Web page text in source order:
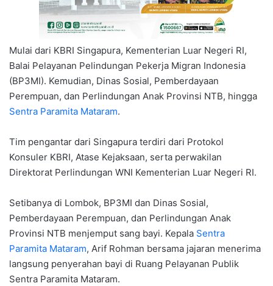
Mulai dari KBRI Singapura, Kementerian Luar Negeri RI,
Balai Pelayanan Pelindungan Pekerja Migran Indonesia
(BP3MI). Kemudian, Dinas Sosial, Pemberdayaan
Perempuan, dan Perlindungan Anak Provinsi NTB, hingga
Sentra Paramita Mataram.
Tim pengantar dari Singapura terdiri dari Protokol
Konsuler KBRI, Atase Kejaksaan, serta perwakilan
Direktorat Perlindungan WNI Kementerian Luar Negeri RI.
Setibanya di Lombok, BP3MI dan Dinas Sosial,
Pemberdayaan Perempuan, dan Perlindungan Anak
Provinsi NTB menjemput sang bayi. Kepala Sentra
Paramita Mataram, Arif Rohman bersama jajaran menerima
langsung penyerahan bayi di Ruang Pelayanan Publik
Sentra Paramita Mataram.